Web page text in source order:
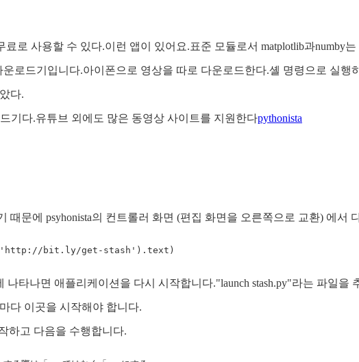
료로 사용할 수 있다.이런 앱이 있어요.표준 모듈로서 matplotlib과
운로드기입니다.아이폰으로 영상을 따로 다운로드한다.셸 명령으로 실
다.
기다.유튜브 외에도 많은 동영상 사이트를 지원한다pythonista
때문에 psyhonista의 컨트롤러 화면 (편집 화면을 오른쪽으로 교환) 에서
'http://bit.ly/get-stash' ). text )
타나면 애플리케이션을 다시 시작합니다."launch stash.py"라는 파일
다 이곳을 시작해야 합니다.
하고 다음을 수행합니다.